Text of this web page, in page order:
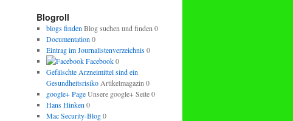
Blogroll
blogs finden Blog suchen und finden 0
Documentation 0
Eintrag im Journalistenverzeichnis0
Facebook0
Gefälschte Arzneimittel sind ein
GesundheitsrisikoArtikelmagazin 0
google+ PageUnsere google+ Seite 0
Hans Hinken 0
Mac Security-Blog0